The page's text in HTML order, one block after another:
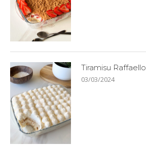
Tiramisu Raffaello
03/03/2024